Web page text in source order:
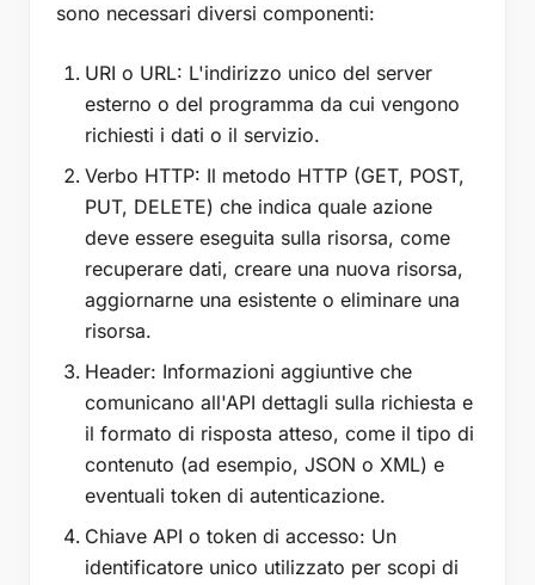
sono necessari diversi componenti:
URI o URL: L'indirizzo unico del server
esterno o del programma da cui vengono
richiesti i dati o il servizio.
Verbo HTTP: Il metodo HTTP (GET, POST,
PUT, DELETE) che indica quale azione
deve essere eseguita sulla risorsa, come
recuperare dati, creare una nuova risorsa,
aggiornarne una esistente o eliminare una
risorsa.
Header: Informazioni aggiuntive che
comunicano all'API dettagli sulla richiesta e
il formato di risposta atteso, come il tipo di
contenuto (ad esempio, JSON o XML) e
eventuali token di autenticazione.
Chiave API o token di accesso: Un
identificatore unico utilizzato per scopi di